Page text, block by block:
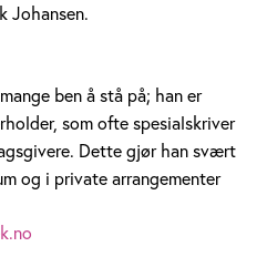
Johansen.
ben å stå på; han er
som ofte spesialskriver
Dette gjør han svært
og i private arrangementer